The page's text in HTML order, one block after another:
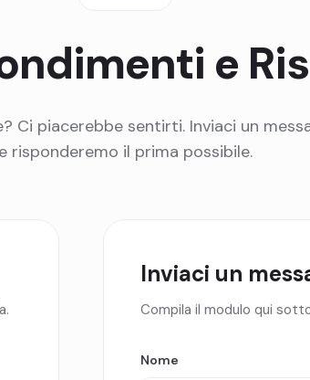
e
Ci piacerebbe sentirti. Inviaci un
e risponderemo il prima possibile.
Inviaci un
Compila il modulo qui
Nome